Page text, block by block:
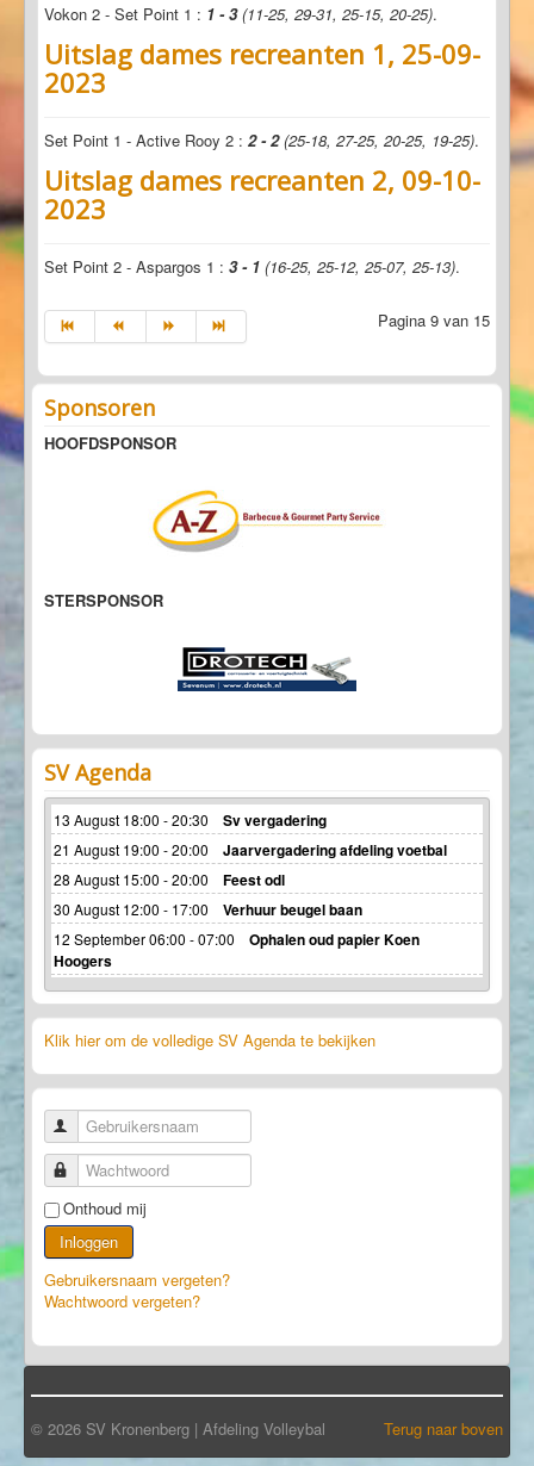
Vokon 2 - Set Point 1 : 1 - 3(11-25, 29-31, 25-15, 20-25).
Uitslag dames recreanten 1, 25-09-
2023
Set Point 1 - Active Rooy 2 : 2 - 2(25-18, 27-25, 20-25, 19-25).
Uitslag dames recreanten 2, 09-10-
2023
Set Point 2 - Aspargos 1 : 3 - 1 (16-25, 25-12, 25-07, 25-13).
Pagina 9 van 15
Sponsoren
HOOFDSPONSOR
STERSPONSOR
SV Agenda
13 August 18:00 - 20:30 Sv vergadering
21 August 19:00 - 20:00 Jaarvergadering afdeling voetbal
28 August 15:00 - 20:00 Feest odl
30 August 12:00 - 17:00 Verhuur beugel baan
12 September 06:00 - 07:00
Ophalen oud papier Koen
Hoogers
Klik hier om de volledige SV Agenda te bekijken
Gebruikersnaam
Wachtwoord
Onthoud mij
Inloggen
Gebruikersnaam vergeten?
Wachtwoord vergeten?
Terug naar boven
© 2026 SV Kronenberg | Afdeling Volleybal